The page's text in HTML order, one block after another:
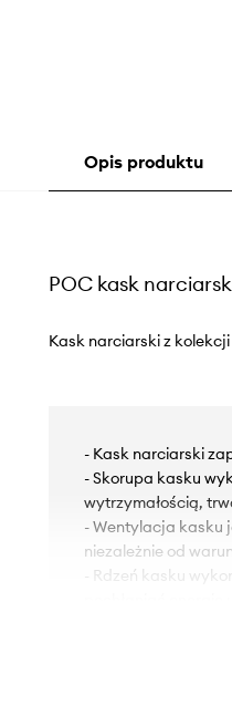
Opis produktu
POC kask
Kask narciarski z
- Kask narciarski
- Skorupa kasku
wytrzymałością,
- Wentylacja kasku
niezależnie od
- Rdzeń kasku